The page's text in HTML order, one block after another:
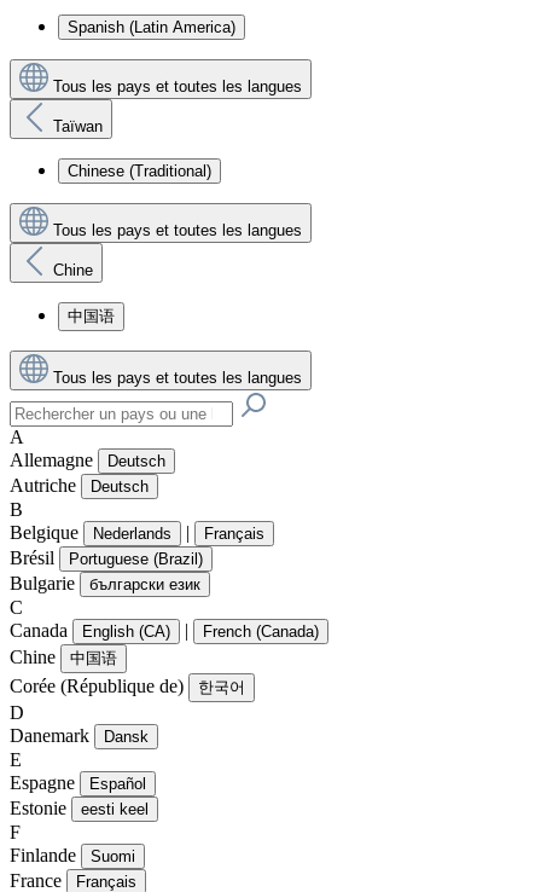
Spanish (Latin America)
Tous les pays et toutes les langues
Taïwan
Chinese (Traditional)
Tous les pays et toutes les langues
Chine
中国语
Tous les pays et toutes les langues
A
Allemagne
Deutsch
Autriche Deutsch
B
Belgique
Nederlands | Français
Brésil Portuguese (Brazil)
Bulgarie български език
C
Canada
English (CA) | French (Canada)
Chine 中国语
Corée (République de) 한국어
D
Danemark
Dansk
E
Espagne
Español
Estonie eesti keel
F
Finlande
Suomi
France Français